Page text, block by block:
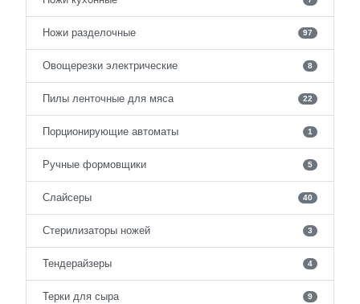
Ножи разделочные 97
Овощерезки электрические 8
Пилы ленточные для мяса 22
Порционирующие автоматы 1
Ручные формовщики 5
Слайсеры 40
Стерилизаторы ножей 3
Тендерайзеры 4
Терки для сыра 9